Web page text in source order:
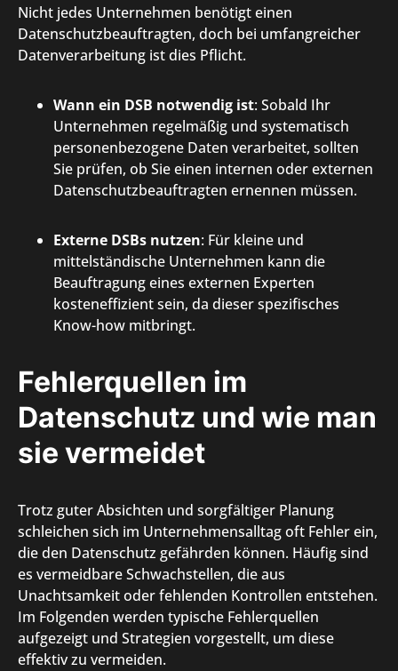
Nicht jedes Unternehmen benötigt einen
Datenschutzbeauftragten, doch bei umfangreicher
Datenverarbeitung ist dies Pflicht.
Wann ein DSB notwendig ist: Sobald Ihr
Unternehmen regelmäßig und systematisch
personenbezogene Daten verarbeitet, sollten
Sie prüfen, ob Sie einen internen oder externen
Datenschutzbeauftragten ernennen müssen.
Externe DSBs nutzen: Für kleine und
mittelständische Unternehmen kann die
Beauftragung eines externen Experten
kosteneffizient sein, da dieser spezifisches
Know-how mitbringt.
Fehlerquellen im
Datenschutz und wie man
sie vermeidet
Trotz guter Absichten und sorgfältiger Planung
schleichen sich im Unternehmensalltag oft Fehler ein,
die den Datenschutz gefährden können. Häufig sind
es vermeidbare Schwachstellen, die aus
Unachtsamkeit oder fehlenden Kontrollen entstehen.
Im Folgenden werden typische Fehlerquellen
aufgezeigt und Strategien vorgestellt, um diese
effektiv zu vermeiden.